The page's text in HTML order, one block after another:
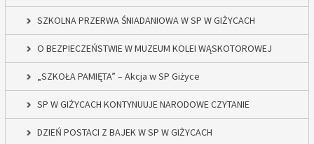
SZKOLNA PRZERWA ŚNIADANIOWA W SP W GIŻYCACH
O BEZPIECZEŃSTWIE W MUZEUM KOLEI WĄSKOTOROWEJ
„SZKOŁA PAMIĘTA” – Akcja w SP Giżyce
SP W GIŻYCACH KONTYNUUJE NARODOWE CZYTANIE
DZIEŃ POSTACI Z BAJEK W SP W GIŻYCACH